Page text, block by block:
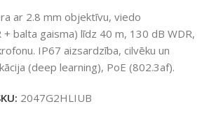
ar 2.8 mm objektīvu, viedo
balta gaisma) līdz 40 m, 130 dB WDR,
IP67 aizsardzība, cilvēku un
(deep learning), PoE (802.3af).
2047G2HLIUB